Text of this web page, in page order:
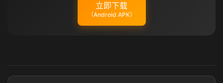
立即下载
（Android APK）